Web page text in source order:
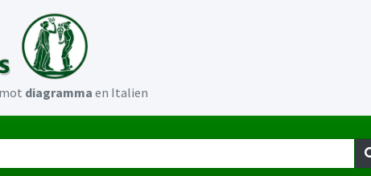
diagramma en Italien